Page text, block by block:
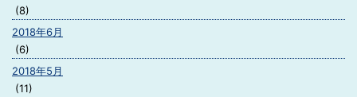
(8)
2018年6月
(6)
2018年5月
(11)